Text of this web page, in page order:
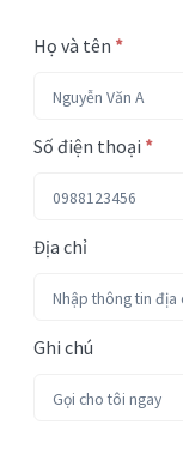
Họ và tên *
Số điện thoại *
Địa chỉ
Ghi chú